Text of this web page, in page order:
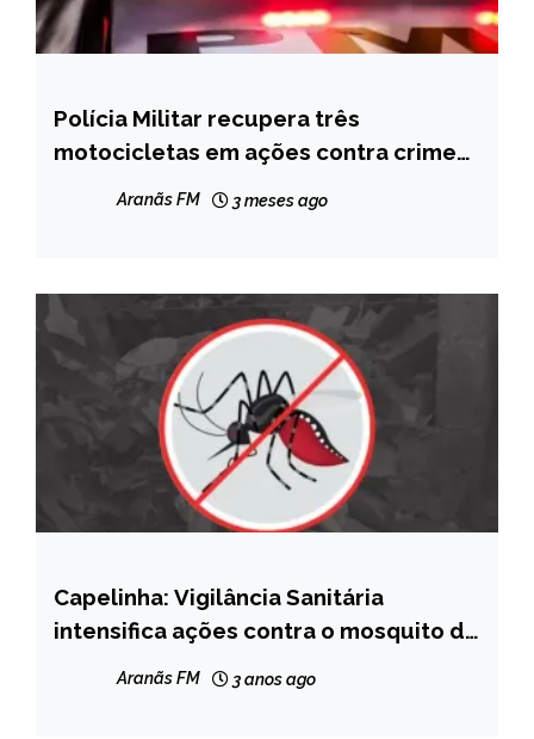
MINAS
GERAIS
NOTÍCIAS
Polícia Militar recupera três
motocicletas em ações contra crimes
Aranãs FM 3 meses ago
CAPELINHA
NOTÍCIAS
Capelinha: Vigilância Sanitária
intensifica ações contra o mosquito da
Aranãs FM 3 anos ago